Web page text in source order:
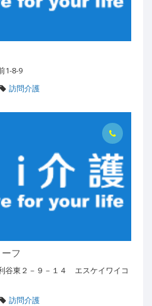
1-8-9
訪問介護
フ
谷東２－９－１４ エスケイワイコ
訪問介護